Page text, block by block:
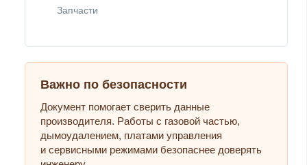
Запчасти
Важно по безопасности
Документ помогает сверить данные
производителя. Работы с газовой частью,
дымоудалением, платами управления
и сервисными режимами безопаснее доверять